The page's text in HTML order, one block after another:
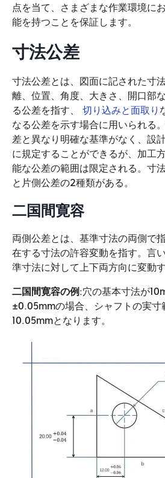
点を当て、さまざまな作業環境に
能を持つことを保証します。
寸法公差
寸法公差とは、図面に記された寸
離、位置、角度、大きさ、開口部
る公差を指す、 切り込みと面取り
なる公差を示す場合に用いられる
差と異なり明確な基準がなく、設
に規定することができるが、加工
能な公差の範囲は限定される。寸
と片側公差の2種類がある。
二国間寛容
両側公差とは、基準寸法の両側で
在する寸法の許容変動を指す。言
準寸法に対して上下両方向に変動
二国間寛容の例 :穴の基本寸法が
±0.05mmの場合、シャフトの実寸
10.05mmとなります。